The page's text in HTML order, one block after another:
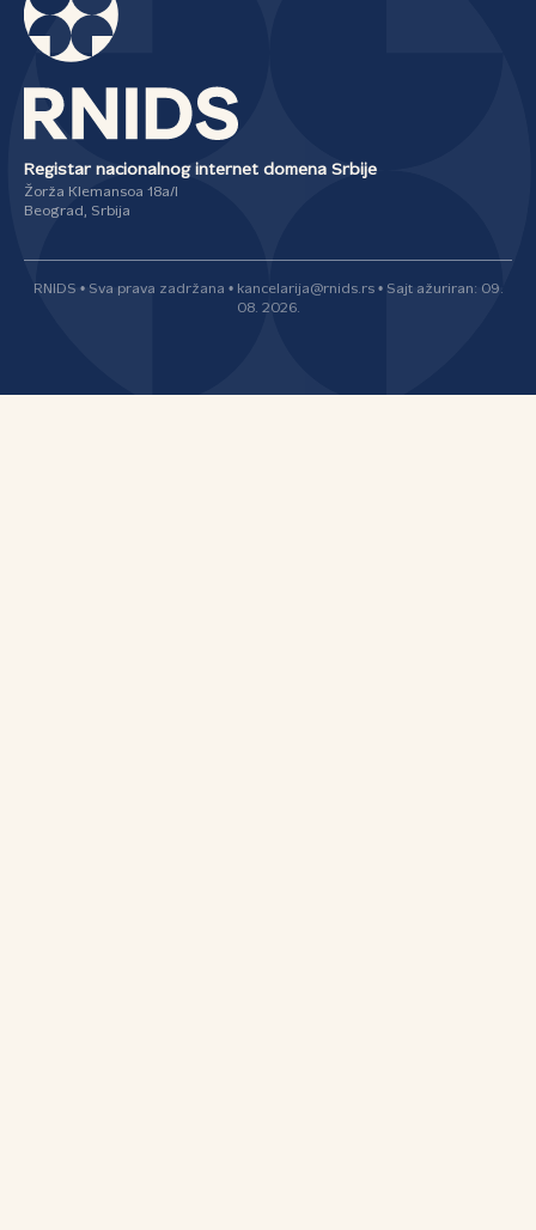
Registar nacionalnog internet domena Srbije
Žorža Klemansoa 18a/I
Beograd, Srbija
RNIDS • Sva prava zadržana • kancelarija@rnids.rs • Sajt ažuriran: 09.
08. 2026.